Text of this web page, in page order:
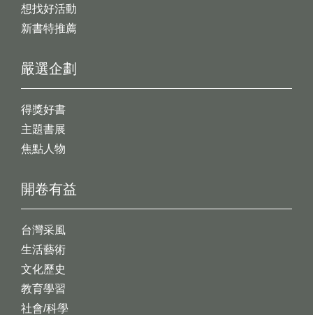
想找好活動
新書特推薦
開卷有益
台灣采風
生活藝術
文化歷史
教育學習
社會/科學
嚴選企劃
得獎好書
主題書展
焦點人物